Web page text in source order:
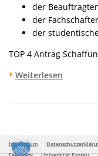
der
der
der
TOP 4 Antrag
Weiterlesen
Impressum